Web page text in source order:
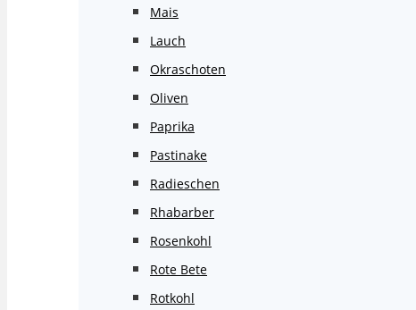
Mais
Lauch
Okraschoten
Oliven
Paprika
Pastinake
Radieschen
Rhabarber
Rosenkohl
Rote Bete
Rotkohl